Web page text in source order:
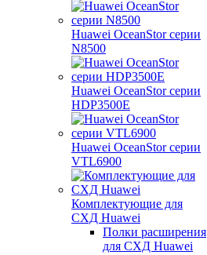
Huawei OceanStor серии
N8500
Huawei OceanStor серии
HDP3500E
Huawei OceanStor серии
VTL6900
Комплектующие для
СХД Huawei
Полки расширения
для СХД Huawei